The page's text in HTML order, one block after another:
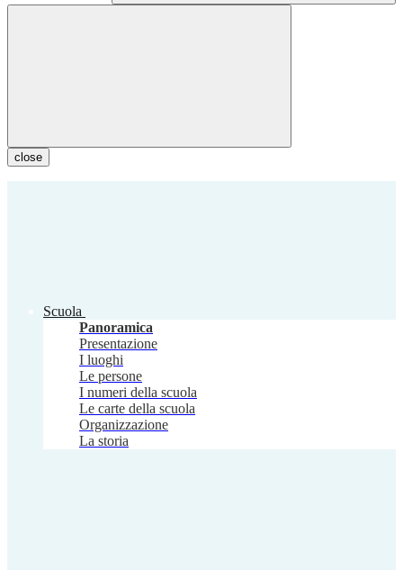
close
Scuola
Panoramica
Presentazione
I luoghi
Le persone
I numeri della scuola
Le carte della scuola
Organizzazione
La storia